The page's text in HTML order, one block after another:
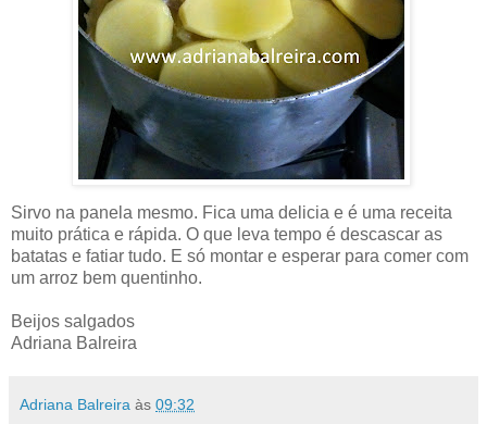
Sirvo na panela mesmo. Fica uma delicia e é uma receita
muito prática e rápida. O que leva tempo é descascar as
batatas e fatiar tudo. E só montar e esperar para comer com
um arroz bem quentinho.
Beijos salgados
Adriana Balreira
Adriana Balreira às 09:32